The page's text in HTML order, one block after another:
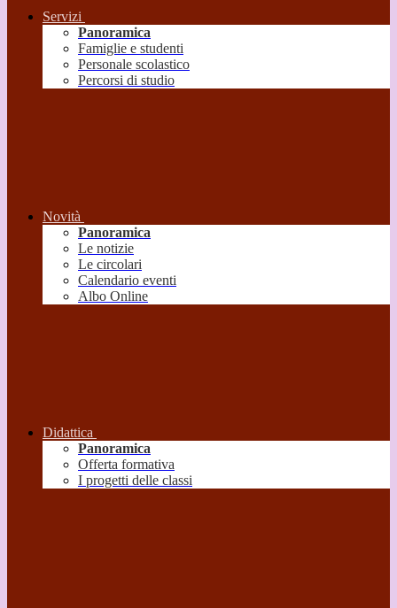
Servizi
Panoramica
Famiglie e studenti
Personale scolastico
Percorsi di studio
Novità
Panoramica
Le notizie
Le circolari
Calendario eventi
Albo Online
Didattica
Panoramica
Offerta formativa
I progetti delle classi